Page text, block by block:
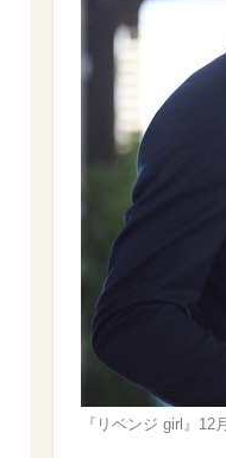
『リベンジ girl』